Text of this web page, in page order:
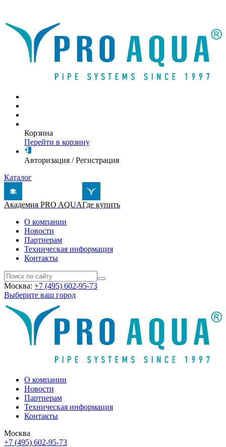
Корзина
Перейти в корзину
Авторизация /Регистрация
Каталог
Академия PRO AQUAГде купить
О компании
Новости
Партнерам
Техническая информация
Контакты
Москва: +7 (495) 602-95-73
Выберите ваш город
О компании
Новости
Партнерам
Техническая информация
Контакты
Москва
+7 (495) 602-95-73